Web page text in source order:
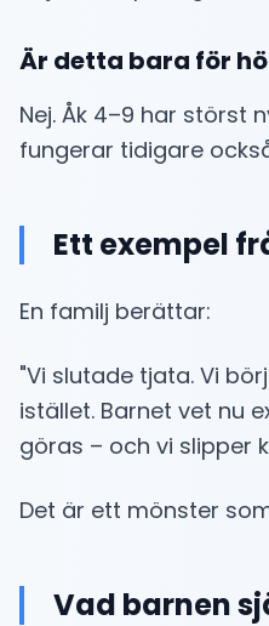
Är detta bara för
Nej. Åk 4–9 har störst
fungerar tidigare
Ett exempel
En familj berättar:
"Vi slutade tjata. Vi
istället. Barnet vet nu
göras – och vi slipper
Det är ett mönster
Vad barnen